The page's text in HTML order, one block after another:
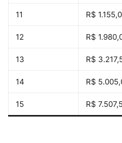
11 R$
12 R$
13 R$
14 R$
15 R$